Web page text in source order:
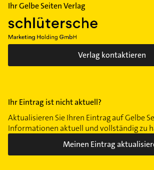
Ihr Gelbe Seiten Verlag
Verlag kontaktieren
Ihr Eintrag ist nicht aktuell?
Aktualisieren Sie Ihren Eintrag auf Gelbe
Informationen aktuell und vollständig zu
Meinen Eintrag